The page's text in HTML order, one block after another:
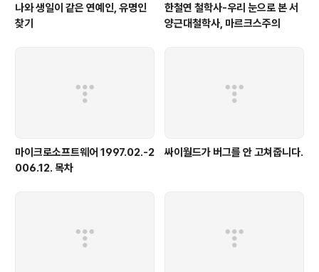
나와 생일이 같은 연예인, 유명인
찾기
한철연 철학사-우리 눈으로 본 서
양근대철학사, 마르크스주의
마이크로소프트웨어 1997.02.-2
006.12. 목차
싸이월드가 버그를 안 고쳐줍니다.